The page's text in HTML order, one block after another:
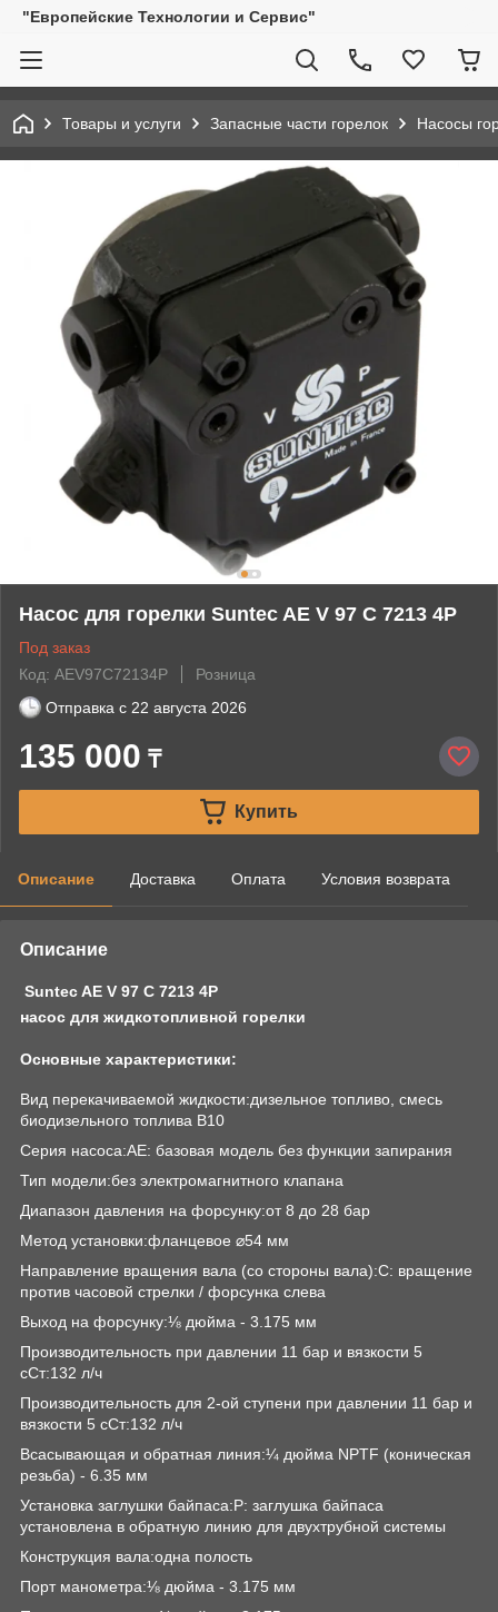
"Европейские Технологии и Сервис"
Товары и услуги Запасные части горелок Насосы
Насос для горелки Suntec AE V 97 C 7213 4P
Под заказ
Код: AEV97C72134P
Розница
Отправка с 22 августа 2026
135 000 ₸
Купить
Описание Доставка Оплата Условия возврата
Описание
Suntec AE V 97 C 7213 4P
насос для жидкотопливной горелки
Основные характеристики:
Вид перекачиваемой жидкости:дизельное топливо, смесь
биодизельного топлива B10
Серия насоса:AE: базовая модель без функции запирания
Тип модели:без электромагнитного клапана
Диапазон давления на форсунку:от 8 до 28 бар
Метод установки:фланцевое ⌀54 мм
Направление вращения вала (со стороны вала):C: вращение
против часовой стрелки / форсунка слева
Выход на форсунку:⅛ дюйма - 3.175 мм
Производительность при давлении 11 бар и вязкости 5
сСт:132 л/ч
Производительность для 2-ой ступени при давлении 11 бар и
вязкости 5 сСт:132 л/ч
Всасывающая и обратная линия:¼ дюйма NPTF (коническая
резьба) - 6.35 мм
Установка заглушки байпаса:P: заглушка байпаса
установлена в обратную линию для двухтрубной системы
Конструкция вала:одна полость
Порт манометра:⅛ дюйма - 3.175 мм